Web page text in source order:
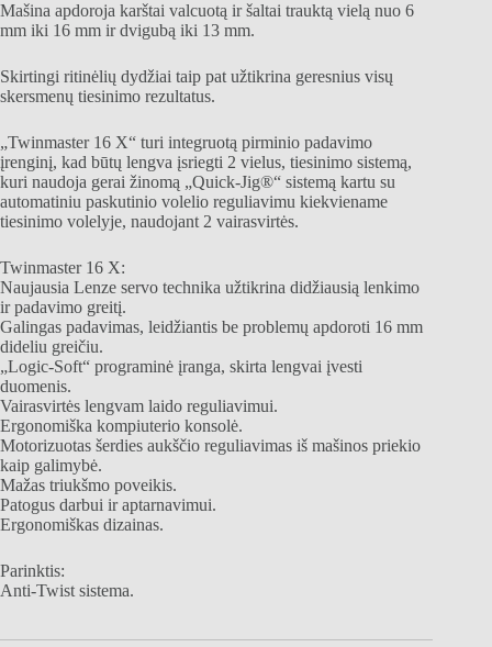
Mašina apdoroja karštai valcuotą ir šaltai trauktą vielą nuo 6
mm iki 16 mm ir dvigubą iki 13 mm.
Skirtingi ritinėlių dydžiai taip pat užtikrina geresnius visų
skersmenų tiesinimo rezultatus.
„Twinmaster 16 X“ turi integruotą pirminio padavimo
įrenginį, kad būtų lengva įsriegti 2 vielus, tiesinimo sistemą,
kuri naudoja gerai žinomą „Quick-Jig®“ sistemą kartu su
automatiniu paskutinio volelio reguliavimu kiekviename
tiesinimo volelyje, naudojant 2 vairasvirtės.
Twinmaster 16 X:
Naujausia Lenze servo technika užtikrina didžiausią lenkimo
ir padavimo greitį.
Galingas padavimas, leidžiantis be problemų apdoroti 16 mm
dideliu greičiu.
„Logic-Soft“ programinė įranga, skirta lengvai įvesti
duomenis.
Vairasvirtės lengvam laido reguliavimui.
Ergonomiška kompiuterio konsolė.
Motorizuotas šerdies aukščio reguliavimas iš mašinos priekio
kaip galimybė.
Mažas triukšmo poveikis.
Patogus darbui ir aptarnavimui.
Ergonomiškas dizainas.
Parinktis:
Anti-Twist sistema.